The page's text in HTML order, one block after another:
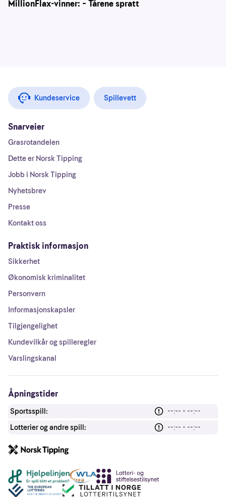
MillionFlax-vinner: – Tårene spratt
Kundeservice Spillevett
Snarveier
Grasrotandelen
Dette er Norsk Tipping
Jobb i Norsk Tipping
Nyhetsbrev
Presse
Kontakt oss
Praktisk informasjon
Sikkerhet
Økonomisk kriminalitet
Personvern
Informasjonskapsler
Tilgjengelighet
Kundevilkår og spilleregler
Varslingskanal
Åpningstider
Sportsspill:
--:-- - --:--
Lotterier og andre spill:
--:-- - --:--
Andre lenker